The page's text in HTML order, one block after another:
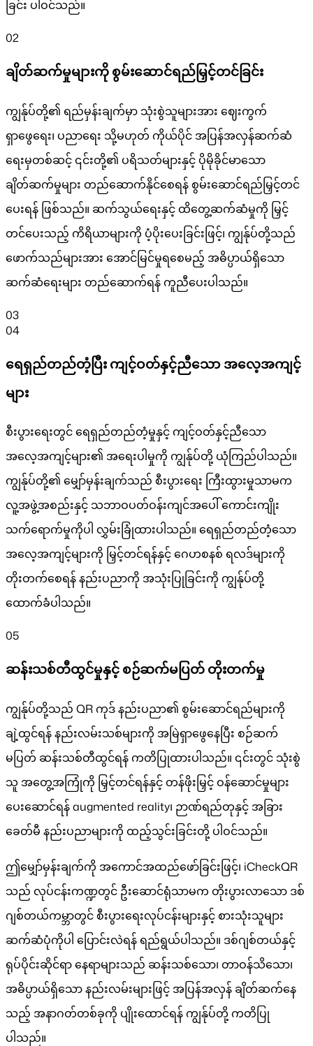
ခြင်း ပါဝင်သည်။
02
ချိတ်ဆက်မှုများကို စွမ်းဆောင်ရည်မြှင့်တင်ခြင်း
ကျွန်ုပ်တို့၏ ရည်မှန်းချက်မှာ သုံးစွဲသူများအား ဈေးကွက်
ရှာဖွေရေး၊ ပညာရေး သို့မဟုတ် ကိုယ်ပိုင် အပြန်အလှန်ဆက်ဆံ
ရေးမှတစ်ဆင့် ၎င်းတို့၏ ပရိသတ်များနှင့် ပိုမိုခိုင်မာသော
ချိတ်ဆက်မှုများ တည်ဆောက်နိုင်စေရန် စွမ်းဆောင်ရည်မြှင့်တင်
ပေးရန် ဖြစ်သည်။ ဆက်သွယ်ရေးနှင့် ထိတွေ့ဆက်ဆံမှုကို မြှင့်
တင်ပေးသည့် ကိရိယာများကို ပံ့ပိုးပေးခြင်းဖြင့်၊ ကျွန်ုပ်တို့သည်
ဖောက်သည်များအား အောင်မြင်မှုရစေမည့် အဓိပ္ပာယ်ရှိသော
ဆက်ဆံရေးများ တည်ဆောက်ရန် ကူညီပေးပါသည်။
03
04
ရေရှည်တည်တံ့ပြီး ကျင့်ဝတ်နှင့်ညီသော အလေ့အကျင့်
များ
စီးပွားရေးတွင် ရေရှည်တည်တံ့မှုနှင့် ကျင့်ဝတ်နှင့်ညီသော
အလေ့အကျင့်များ၏ အရေးပါမှုကို ကျွန်ုပ်တို့ ယုံကြည်ပါသည်။
ကျွန်ုပ်တို့၏ မျှော်မှန်းချက်သည် စီးပွားရေး ကြီးထွားမှုသာမက
လူ့အဖွဲ့အစည်းနှင့် သဘာဝပတ်ဝန်းကျင်အပေါ် ကောင်းကျိုး
သက်ရောက်မှုကိုပါ လွှမ်းခြုံထားပါသည်။ ရေရှည်တည်တံ့သော
အလေ့အကျင့်များကို မြှင့်တင်ရန်နှင့် ဂေဟစနစ် ရလဒ်များကို
တိုးတက်စေရန် နည်းပညာကို အသုံးပြုခြင်းကို ကျွန်ုပ်တို့
ထောက်ခံပါသည်။
05
ဆန်းသစ်တီထွင်မှုနှင့် စဉ်ဆက်မပြတ် တိုးတက်မှု
ကျွန်ုပ်တို့သည် QR ကုဒ် နည်းပညာ၏ စွမ်းဆောင်ရည်များကို
ချဲ့ထွင်ရန် နည်းလမ်းသစ်များကို အမြဲရှာဖွေနေပြီး စဉ်ဆက်
မပြတ် ဆန်းသစ်တီထွင်ရန် ကတိပြုထားပါသည်။ ၎င်းတွင် သုံးစွဲ
သူ အတွေ့အကြုံကို မြှင့်တင်ရန်နှင့် တန်ဖိုးမြှင့် ဝန်ဆောင်မှုများ
ပေးဆောင်ရန် augmented reality၊ ဉာဏ်ရည်တုနှင့် အခြား
ခေတ်မီ နည်းပညာများကို ထည့်သွင်းခြင်းတို့ ပါဝင်သည်။
ဤမျှော်မှန်းချက်ကို အကောင်အထည်ဖော်ခြင်းဖြင့်၊ iCheckQR
သည် လုပ်ငန်းကဏ္ဍတွင် ဦးဆောင်ရုံသာမက တိုးပွားလာသော ဒစ်
ဂျစ်တယ်ကမ္ဘာတွင် စီးပွားရေးလုပ်ငန်းများနှင့် စားသုံးသူများ
ဆက်ဆံပုံကိုပါ ပြောင်းလဲရန် ရည်ရွယ်ပါသည်။ ဒစ်ဂျစ်တယ်နှင့်
ရုပ်ပိုင်းဆိုင်ရာ နေရာများသည် ဆန်းသစ်သော၊ တာဝန်သိသော၊
အဓိပ္ပာယ်ရှိသော နည်းလမ်းများဖြင့် အပြန်အလှန် ချိတ်ဆက်နေ
သည့် အနာဂတ်တစ်ခုကို ပျိုးထောင်ရန် ကျွန်ုပ်တို့ ကတိပြု
ပါသည်။